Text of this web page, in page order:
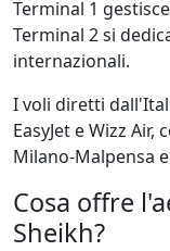
Terminal 1
Terminal 2 si
internazionali.
I voli diretti
EasyJet e Wizz
Milano-Malpensa
Cosa offre
Sheikh?